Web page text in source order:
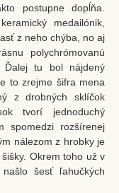
postupne dopĺňa.
medailónik,
z neho chýba, no aj
polychrómovanú
Ďalej tu bol nájdený
to zrejme šifra mena
z drobných sklíčok
tvorí jednoduchý
spomedzi rozšírenej
nálezom z hrobky je
Okrem toho už v
šesť ľahučkých